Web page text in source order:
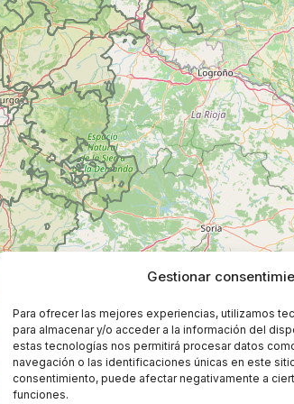
Gestionar
Para ofrecer las mejores experiencias, utilizamos
para almacenar y/o acceder a la información del
estas tecnologías nos permitirá procesar datos
navegación o las identificaciones únicas en este
consentimiento, puede afectar negativamente a
funciones.
Go To Shop